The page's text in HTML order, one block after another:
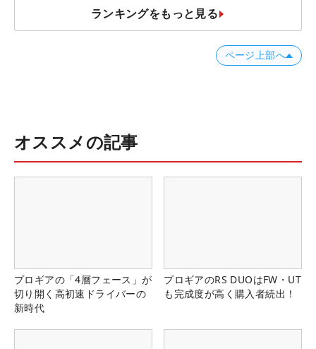
ランキングをもっと見る
ページ上部へ
オススメの記事
プロギアの「4層フェース」が
切り開く高初速ドライバーの
新時代
プロギアのRS DUOはFW・UT
も完成度が高く購入者続出！